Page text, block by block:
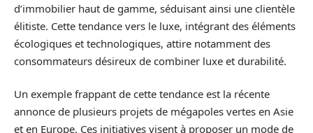
d’immobilier haut de gamme, séduisant ainsi une clientèle
élitiste. Cette tendance vers le luxe, intégrant des éléments
écologiques et technologiques, attire notamment des
consommateurs désireux de combiner luxe et durabilité.
Un exemple frappant de cette tendance est la récente
annonce de plusieurs projets de mégapoles vertes en Asie
et en Europe. Ces initiatives visent à proposer un mode de